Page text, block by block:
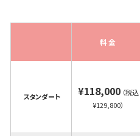
料金
スタンダート ¥118,000 （税込
¥129,800）